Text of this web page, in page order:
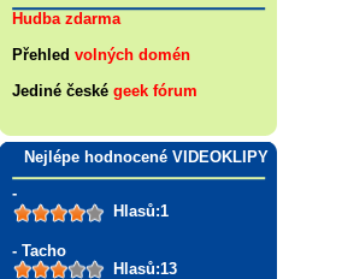
Hudba zdarma
Přehled volných domén
Jediné české geek fórum
Nejlépe hodnocené VIDEOKLIPY
-
Hlasů:1
- Tacho
Hlasů:13